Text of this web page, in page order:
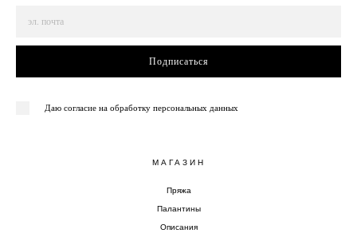
Подписаться
Даю согласие на обработку персональных данных
МАГАЗИН
Пряжа
Палантины
Описания